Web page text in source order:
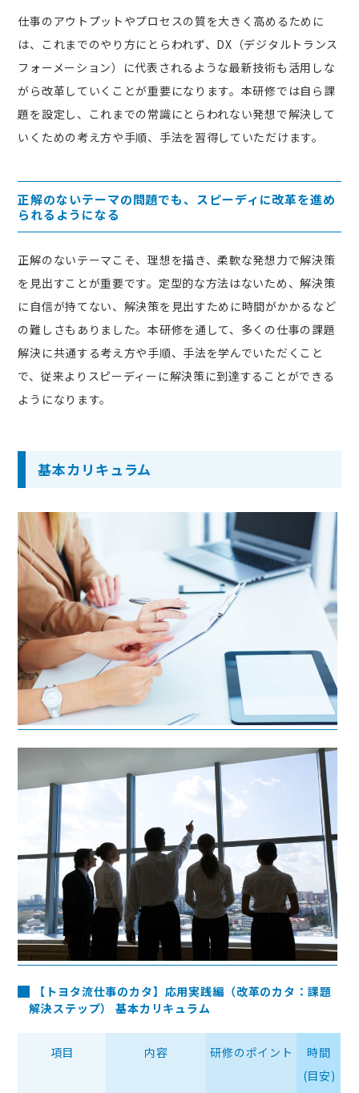
仕事のアウトプットやプロセスの質を大きく高めるために
は、これまでのやり方にとらわれず、DX（デジタルトランス
フォーメーション）に代表されるような最新技術も活用しな
がら改革していくことが重要になります。本研修では自ら課
題を設定し、これまでの常識にとらわれない発想で解決して
いくための考え方や手順、手法を習得していただけます。
正解のないテーマの問題でも、スピーディに改革を進め
られるようになる
正解のないテーマこそ、理想を描き、柔軟な発想力で解決策
を見出すことが重要です。定型的な方法はないため、解決策
に自信が持てない、解決策を見出すために時間がかかるなど
の難しさもありました。本研修を通して、多くの仕事の課題
解決に共通する考え方や手順、手法を学んでいただくこと
で、従来よりスピーディーに解決策に到達することができる
ようになります。
基本カリキュラム
【トヨタ流仕事のカタ】応用実践編（改革のカタ：課題
解決ステップ） 基本カリキュラム
項目 内容 研修のポイント
時間
(目安)